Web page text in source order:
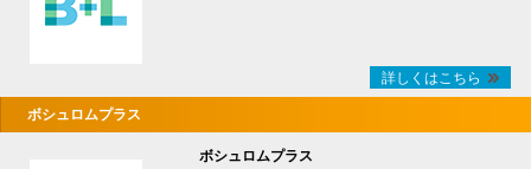
詳しくはこちら
ボシュロムプラス
ボシュロムプラス